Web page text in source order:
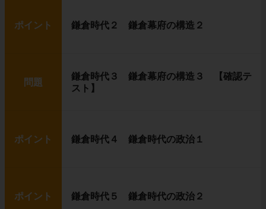
ポイント 鎌倉時代２ 鎌倉幕府の構造２
問題
鎌倉時代３ 鎌倉幕府の構造３ 【確認テ
スト】
ポイント 鎌倉時代４ 鎌倉時代の政治１
ポイント 鎌倉時代５ 鎌倉時代の政治２